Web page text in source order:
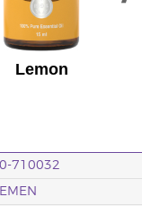
Lemon
710032